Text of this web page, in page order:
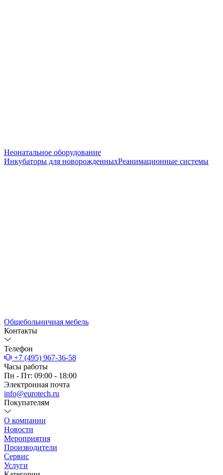
Неонатальное оборудование
Инкубаторы для новорожденныхРеанимационные системы
Общебольничная мебель
Контакты
Телефон
+7 (495) 967-36-58
Часы работы
Пн - Пт: 09:00 - 18:00
Электронная почта
info@eurotech.ru
Покупателям
О компании
Новости
Мероприятия
Производители
Сервис
Услуги